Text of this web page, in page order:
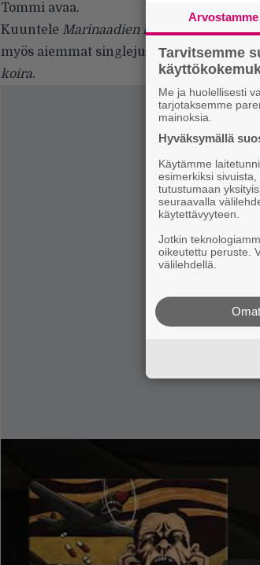
Tommi avaa.
Kuuntele Marinaadien hautaantuosta
myös aiemmat singlejulkaisutFuck me
koira.
Tarvitsemme
Me ja huolellisesti
tarjotaksemme
mainoksia.
Hyväksymällä
Käytämme
esimerkiksi
tutustumaan
seuraavalla
käytettävyyteen.
Jotkin
oikeutettu peruste.
välilehdellä.